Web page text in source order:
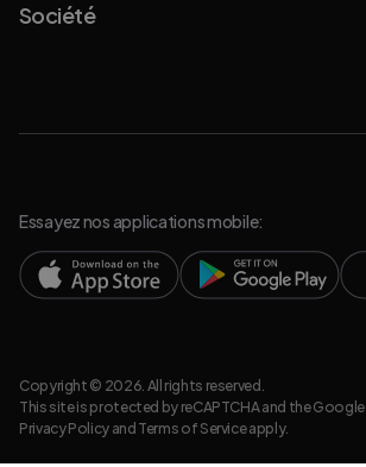
Société
Essayez nos applications mobile:
Copyright © 2026. All rights reserved.
This site is protected by reCAPTCHA and the Google
Privacy Policyand Terms of Serviceapply.